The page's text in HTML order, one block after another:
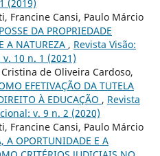
(2019)
Francine Cansi, Paulo Márcio
DA PROPRIEDADE
A NATUREZA , Revista Visão:
10 n. 1 (2021)
de Oliveira Cardoso,
EFETIVAÇÃO DA TUTELA
À EDUCAÇÃO , Revista
v. 9 n. 2 (2020)
Francine Cansi, Paulo Márcio
A OPORTUNIDADE E A